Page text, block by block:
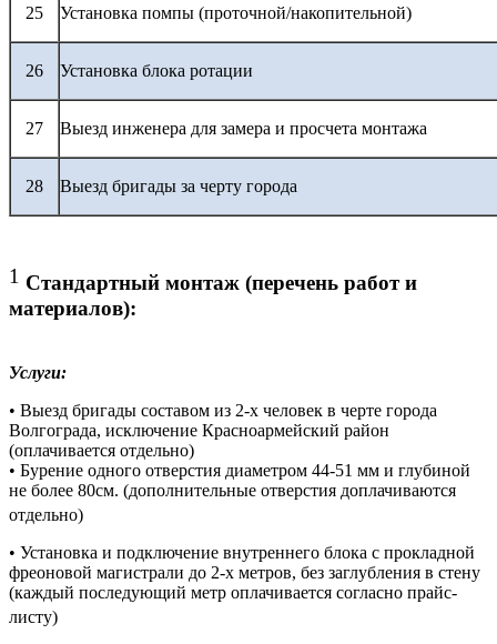
25 Установка помпы (проточной/накопительной)
26 Установка блока ротации
27 Выезд инженера для замера и просчета монтажа
28 Выезд бригады за черту города
1 Стандартный монтаж (перечень работ и
материалов):
Услуги:
• Выезд бригады составом из 2-х человек в черте города
Волгограда, исключение Красноармейский район
(оплачивается отдельно)
• Бурение одного отверстия диаметром 44-51 мм и глубиной
не более 80см. (дополнительные отверстия доплачиваются
отдельно)
• Установка и подключение внутреннего блока с прокладной
фреоновой магистрали до 2-х метров, без заглубления в стену
(каждый последующий метр оплачивается согласно прайс-
листу)